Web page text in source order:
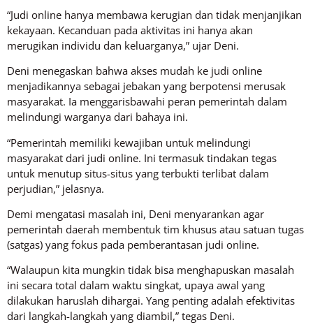
“Judi online hanya membawa kerugian dan tidak menjanjikan
kekayaan. Kecanduan pada aktivitas ini hanya akan
merugikan individu dan keluarganya,” ujar Deni.
Deni menegaskan bahwa akses mudah ke judi online
menjadikannya sebagai jebakan yang berpotensi merusak
masyarakat. Ia menggarisbawahi peran pemerintah dalam
melindungi warganya dari bahaya ini.
“Pemerintah memiliki kewajiban untuk melindungi
masyarakat dari judi online. Ini termasuk tindakan tegas
untuk menutup situs-situs yang terbukti terlibat dalam
perjudian,” jelasnya.
Demi mengatasi masalah ini, Deni menyarankan agar
pemerintah daerah membentuk tim khusus atau satuan tugas
(satgas) yang fokus pada pemberantasan judi online.
“Walaupun kita mungkin tidak bisa menghapuskan masalah
ini secara total dalam waktu singkat, upaya awal yang
dilakukan haruslah dihargai. Yang penting adalah efektivitas
dari langkah-langkah yang diambil,” tegas Deni.